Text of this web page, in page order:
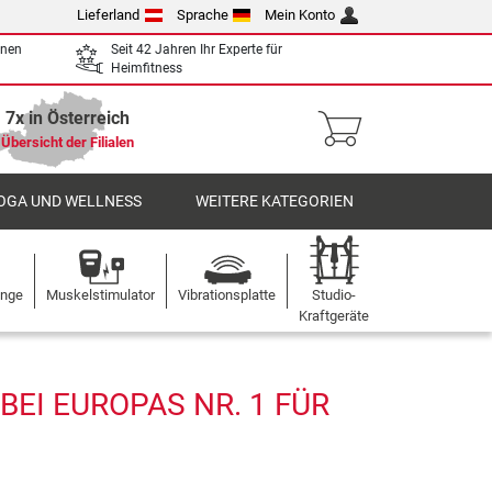
Lieferland Sprache Mein Konto
Seit 42 Jahren Ihr Experte für
Heimfitness
7x in Österreich
Übersicht der Filialen
UND WELLNESS WEITERE KATEGORIEN
Muskelstimulator Vibrationsplatte
Studio-
Kraftgeräte
EUROPAS NR. 1 FÜR